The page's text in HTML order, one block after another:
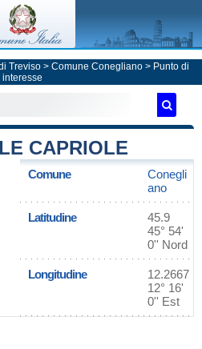
Treviso > Comune Conegliano > Punto di
interesse
CAPRIOLE
Comune
Conegli
ano
Latitudine
45.9
45° 54'
0'' Nord
Longitudine
12.2667
12° 16'
0'' Est